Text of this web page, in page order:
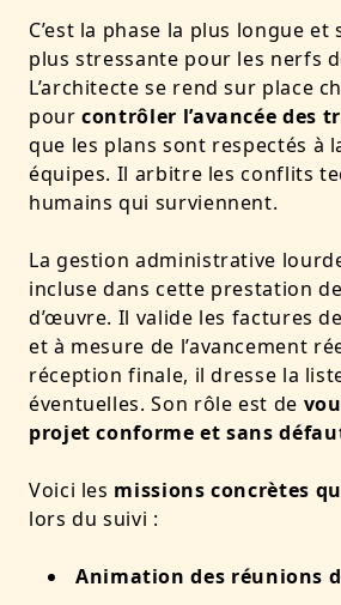
C’est la phase la plus longue et
plus stressante pour les nerfs
L’architecte se rend sur place
pourcontrôler l’avancée des
que les plans sont respectés à
équipes. Il arbitre les conflits
humains qui surviennent.
La gestion administrative
incluse dans cette prestation
d’œuvre. Il valide les factures
et à mesure de l’avancement
réception finale, il dresse la
éventuelles. Son rôle est de
projet conforme et sans
Voici les missions concrètes
lors du suivi :
Animation des réunions